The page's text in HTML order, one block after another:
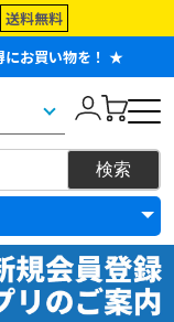
送料無料
にお買い物を！ ★